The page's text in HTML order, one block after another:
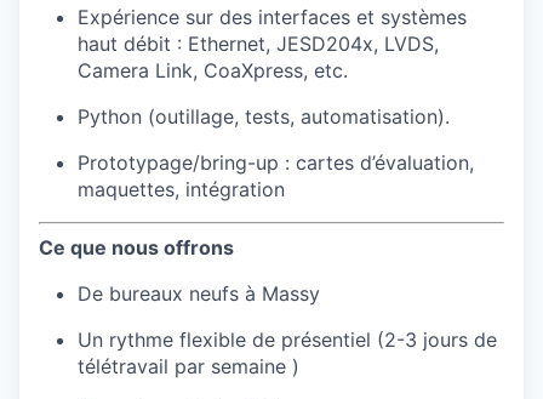
Expérience sur des interfaces et systèmes
haut débit : Ethernet, JESD204x, LVDS,
Camera Link, CoaXpress, etc.
Python (outillage, tests, automatisation).
Prototypage/bring-up : cartes d’évaluation,
maquettes, intégration
Ce que nous offrons
De bureaux neufs à Massy
Un rythme flexible de présentiel (2-3 jours de
télétravail par semaine )